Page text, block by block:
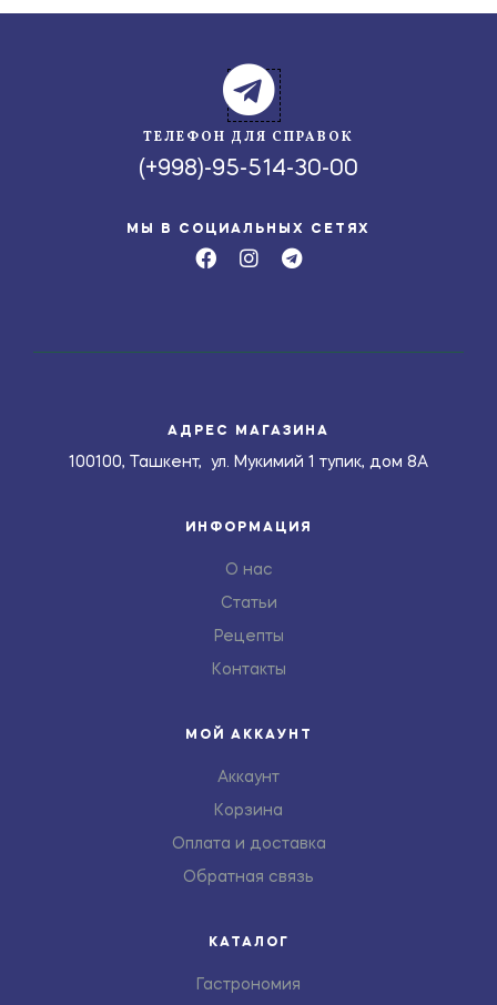
ТЕЛЕФОН ДЛЯ СПРАВОК
(+998)-95-514-30-00
МЫ В СОЦИАЛЬНЫХ СЕТЯХ
АДРЕС МАГАЗИНА
100100, Ташкент, ул. Мукимий 1 тупик, дом 8А
ИНФОРМАЦИЯ
О нас
Статьи
Рецепты
Контакты
МОЙ АККАУНТ
Аккаунт
Корзина
Оплата и доставка
Обратная связь
КАТАЛОГ
Гастрономия